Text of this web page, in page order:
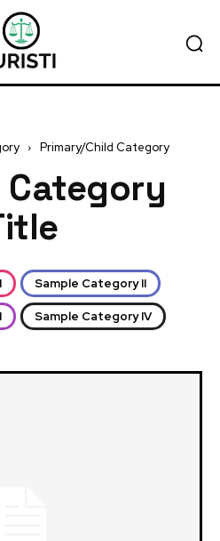
Primary/Child Category
Category
Sample Category II
Sample Category IV